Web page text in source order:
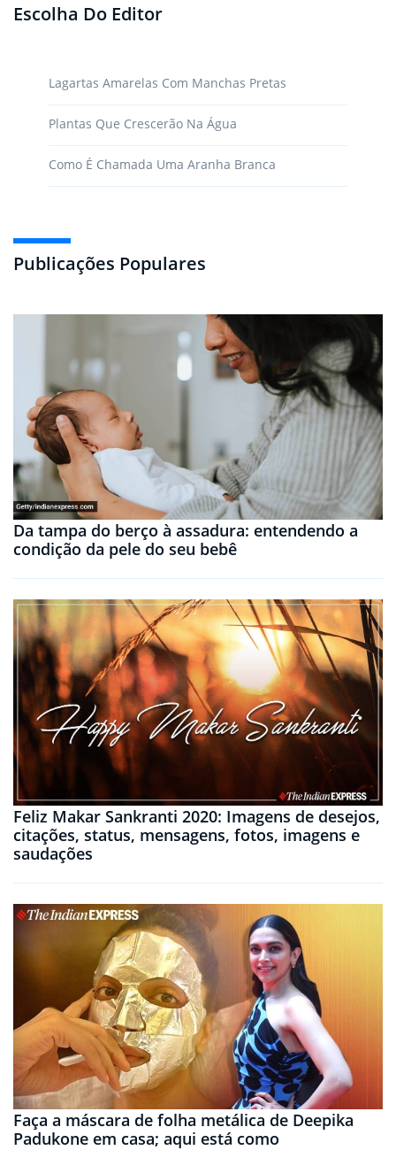
Escolha Do Editor
Lagartas Amarelas Com Manchas Pretas
Plantas Que Crescerão Na Água
Como É Chamada Uma Aranha Branca
Publicações Populares
Da tampa do berço à assadura: entendendo a
condição da pele do seu bebê
Feliz Makar Sankranti 2020: Imagens de desejos,
citações, status, mensagens, fotos, imagens e
saudações
Faça a máscara de folha metálica de Deepika
Padukone em casa; aqui está como